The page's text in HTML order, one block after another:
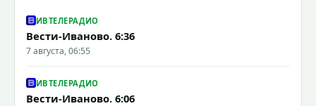
ИВТЕЛЕРАДИО
Вести-Иваново. 6:36
7 августа, 06:55
ИВТЕЛЕРАДИО
Вести-Иваново. 6:06